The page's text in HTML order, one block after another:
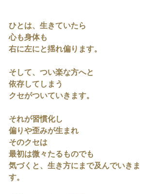
ひとは、生きていたら
心も身体も
右に左にと揺れ偏ります。
そして、つい楽な方へと
依存してしまう
クセがついていきます。
それが習慣化し
偏りや歪みが生まれ
そのクセは
最初は微々たるものでも
気づくと、生き方にまで及んでいきま
す。